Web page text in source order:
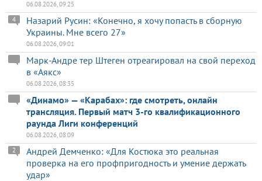
06.08.2026, 09:25
Назарий Русин: «Конечно, я хочу попасть в сборную
Украины. Мне всего 27»
4
06.08.2026, 09:01
Марк-Андре тер Штеген отреагировал на свой переход
в «Аякс»
06.08.2026, 08:35
«Динамо» — «Карабах»: где смотреть, онлайн
трансляция. Первый матч 3-го квалификационного
раунда Лиги конференций
06.08.2026, 08:09
Андрей Демченко: «Для Костюка это реальная
проверка на его профпригодность и умение держать
удар»
2